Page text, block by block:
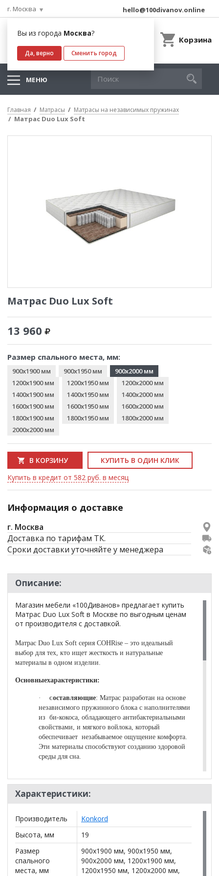
г. Москва
Вы из города Москва?
Да, верно Сменить город
hello@100divanov.online
Корзина
МЕНЮ
Главная Матрасы Матрасы на независимых пружинах
Матрас Duo Lux Soft
Матрас Duo Lux Soft
13 960
Размер спального места, мм:
900x1900 мм 900x1950 мм
900x2000 мм
1200x1900 мм
1200x1950 мм
1200x2000 мм
1400x1900 мм
1400x1950 мм
1400x2000 мм
1600x1900 мм
1600x1950 мм
1600x2000 мм
1800x1900 мм
1800x1950 мм
1800x2000 мм
2000x2000 мм
В КОРЗИНУ
КУПИТЬ В ОДИН КЛИК
Купить в кредит от 582 руб. в месяц
Информация о доставке
г. Москва
Доставка по тарифам ТК.
Сроки доставки уточняйте у менеджера
Описание:
Магазин мебели «100Диванов» предлагает купить
Матрас Duo Lux Soft в Москве по выгодным ценам
от производителя с доставкой.
Матрас Duo Lux Soft серия СОНRise – это идеальный
выбор для тех, кто ищет жесткость и натуральные
материалы в одном изделии.
Основныехарактеристики:
· Cоставляющие: Матрас разработан на основе
независимого пружинного блока с наполнителями
из би-кокоса, обладающего антибактериальными
свойствами, и мягкого войлока, который
обеспечивает незабываемое ощущение комфорта.
Эти материалы способствуют созданию здоровой
среды для сна.
конструкцию, что обеспечивает отличную
поддержку для позвоночника и помогает
сохранить правильное положение тела во время
Максимально рекомендуемый вес
рассчитан на вес до 100 кг на спальное место, что
делает его подходящим для большинства
пользователей.
Характеристики:
Производитель
Konkord
Высота, мм
19
Размер
спального
места, мм
900x1900 мм, 900x1950 мм,
900x2000 мм, 1200x1900 мм,
1200x1950 мм, 1200x2000 мм,